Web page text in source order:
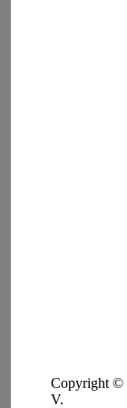
Copyright ©
V.